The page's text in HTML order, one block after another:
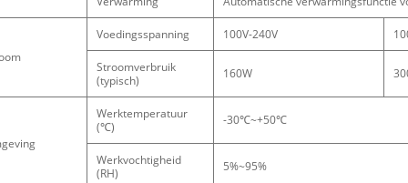
Voedingsspanning 100V-240V
Stroomverbruik
(typisch)
160W
Werktemperatuur
(℃)
-30℃~+50℃
Werkvochtigheid
(RH)
5%~95%